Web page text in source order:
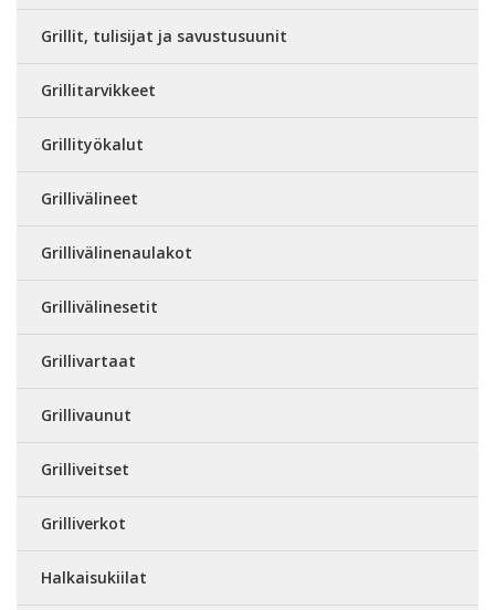
Grillit, tulisijat ja savustusuunit
Grillitarvikkeet
Grillityökalut
Grillivälineet
Grillivälinenaulakot
Grillivälinesetit
Grillivartaat
Grillivaunut
Grilliveitset
Grilliverkot
Halkaisukiilat